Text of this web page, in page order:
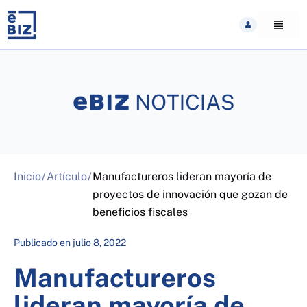
content
Inicio/Artículo/Manufactureros lideran mayoría de
proyectos de innovación que gozan de
beneficios fiscales
Publicado en julio 8, 2022
Manufactureros